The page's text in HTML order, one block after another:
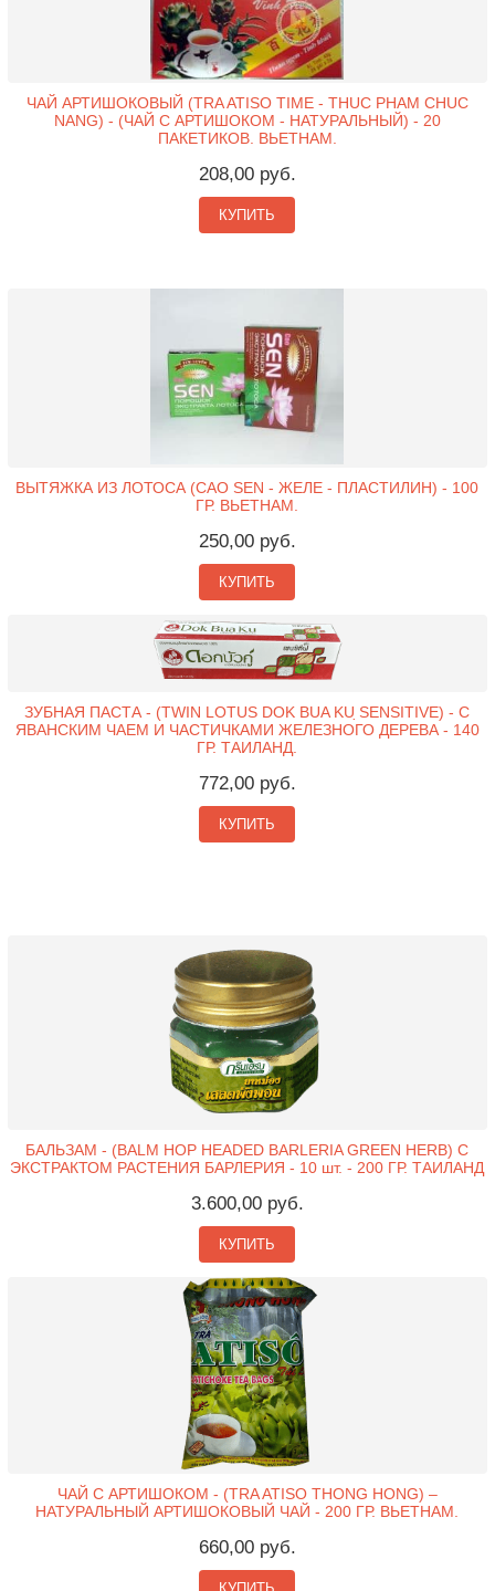
ЧАЙ АРТИШОКОВЫЙ (TRA ATISO TIME - THUC PHAM CHUC
NANG) - (ЧАЙ С АРТИШОКОМ - НАТУРАЛЬНЫЙ) - 20
ПАКЕТИКОВ. ВЬЕТНАМ.
208,00 руб.
КУПИТЬ
ВЫТЯЖКА ИЗ ЛОТОСА (CAO SEN - ЖЕЛЕ - ПЛАСТИЛИН) - 100
ГР. ВЬЕТНАМ.
250,00 руб.
КУПИТЬ
ЗУБНАЯ ПАСТА - (TWIN LOTUS DOK BUA KU ̣SENSITIVE) - С
ЯВАНСКИМ ЧАЕМ И ЧАСТИЧКАМИ ЖЕЛЕЗНОГО ДЕРЕВА - 140
ГР. ТАИЛАНД.
772,00 руб.
КУПИТЬ
БАЛЬЗАМ - (BALM HOP HEADED BARLERIA GREEN HERB) С
ЭКСТРАКТОМ РАСТЕНИЯ БАРЛЕРИЯ - 10 шт. - 200 ГР. ТАИЛАНД
3.600,00 руб.
КУПИТЬ
ЧАЙ С АРТИШОКОМ - (TRA ATISO THONG HONG) –
НАТУРАЛЬНЫЙ АРТИШОКОВЫЙ ЧАЙ - 200 ГР. ВЬЕТНАМ.
660,00 руб.